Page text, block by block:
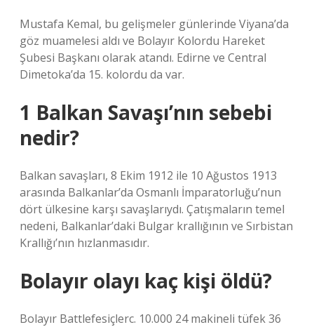
Mustafa Kemal, bu gelişmeler günlerinde Viyana’da
göz muamelesi aldı ve Bolayır Kolordu Hareket
Şubesi Başkanı olarak atandı. Edirne ve Central
Dimetoka’da 15. kolordu da var.
1 Balkan Savaşı’nın sebebi
nedir?
Balkan savaşları, 8 Ekim 1912 ile 10 Ağustos 1913
arasında Balkanlar’da Osmanlı İmparatorluğu’nun
dört ülkesine karşı savaşlarıydı. Çatışmaların temel
nedeni, Balkanlar’daki Bulgar krallığının ve Sırbistan
Krallığı’nın hızlanmasıdır.
Bolayır olayı kaç kişi öldü?
Bolayır Battlefesiçlerc. 10.000 24 makineli tüfek 36